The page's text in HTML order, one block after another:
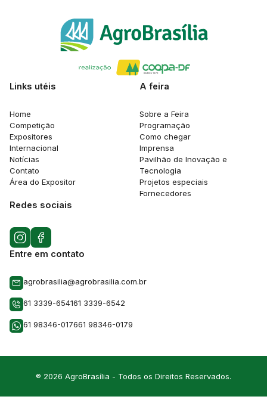
Links utéis
Home
Competição
Expositores
Internacional
Notícias
Contato
Área do Expositor
A feira
Sobre a Feira
Programação
Como chegar
Imprensa
Pavilhão de Inovação e
Tecnologia
Projetos especiais
Fornecedores
Redes sociais
Entre em contato
agrobrasilia@agrobrasilia.com.br
61 3339-654161 3339-6542
61 98346-017661 98346-0179
® 2026 AgroBrasília - Todos os Direitos Reservados.